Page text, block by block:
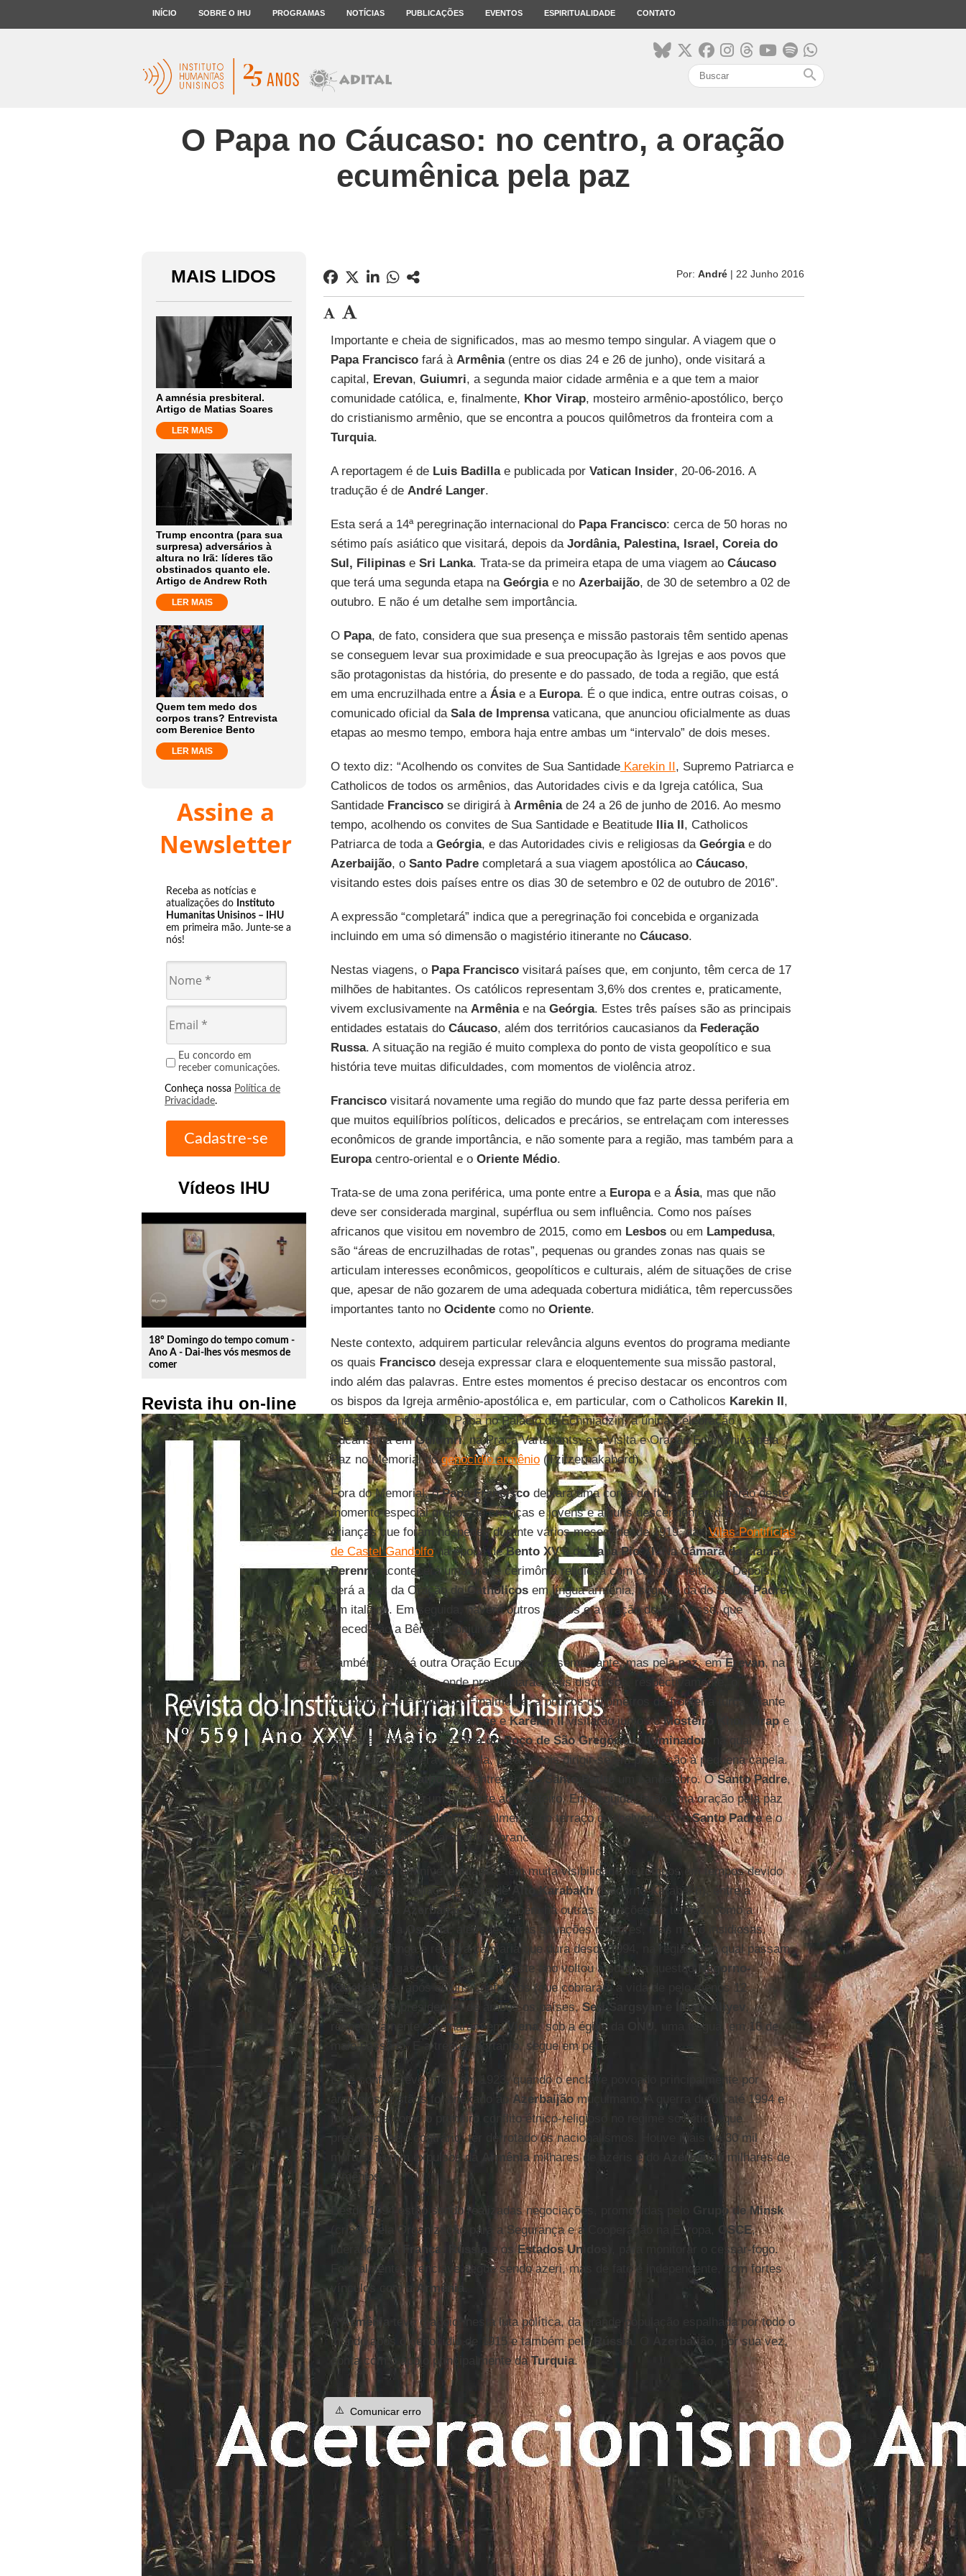
INÍCIO SOBRE O IHU PROGRAMAS NOTÍCIAS PUBLICAÇÕES EVENTOS ESPIRITUALIDADE CONTATO
search
O Papa no Cáucaso: no centro, a oração
ecumênica pela paz
MAIS LIDOS
A amnésia presbiteral.
Artigo de Matias Soares
LER MAIS
Trump encontra (para sua
surpresa) adversários à
altura no Irã: líderes tão
obstinados quanto ele.
Artigo de Andrew Roth
LER MAIS
Quem tem medo dos
corpos trans? Entrevista
com Berenice Bento
LER MAIS
Assine a
Newsletter
Receba as notícias e
atualizações do Instituto
Humanitas Unisinos – IHU
em primeira mão. Junte-se a
nós!
Eu concordo em
receber comunicações.
Conheça nossa Política de
Privacidade.
Vídeos IHU
play_circle_outline
18º Domingo do tempo comum -
Ano A - Dai-lhes vós mesmos de
comer
Revista ihu on-line
Por: André| 22 Junho 2016
Importante e cheia de significados, mas ao mesmo tempo singular. A viagem que o
Papa Franciscofará à Armênia(entre os dias 24 e 26 de junho), onde visitará a
capital, Erevan, Guiumri, a segunda maior cidade armênia e a que tem a maior
comunidade católica, e, finalmente, Khor Virap, mosteiro armênio-apostólico, berço
do cristianismo armênio, que se encontra a poucos quilômetros da fronteira com a
Turquia.
A reportagem é de Luis Badillae publicada por Vatican Insider, 20-06-2016. A
tradução é de André Langer.
Esta será a 14ª peregrinação internacional do Papa Francisco: cerca de 50 horas no
sétimo país asiático que visitará, depois da Jordânia, Palestina, Israel, Coreia do
Sul, Filipinas eSri Lanka. Trata-se da primeira etapa de uma viagem ao Cáucaso
que terá uma segunda etapa na Geórgiae no Azerbaijão, de 30 de setembro a 02 de
outubro. E não é um detalhe sem importância.
O Papa, de fato, considera que sua presença e missão pastorais têm sentido apenas
se conseguem levar sua proximidade e sua preocupação às Igrejas e aos povos que
são protagonistas da história, do presente e do passado, de toda a região, que está
em uma encruzilhada entre a Ásiae a Europa. É o que indica, entre outras coisas, o
comunicado oficial da Sala de Imprensavaticana, que anunciou oficialmente as duas
etapas ao mesmo tempo, embora haja entre ambas um “intervalo” de dois meses.
O texto diz: “Acolhendo os convites de Sua SantidadeKarekin II, Supremo Patriarca e
Catholicos de todos os armênios, das Autoridades civis e da Igreja católica, Sua
Santidade Franciscose dirigirá à Armêniade 24 a 26 de junho de 2016. Ao mesmo
tempo, acolhendo os convites de Sua Santidade e Beatitude Ilia II, Catholicos
Patriarca de toda a Geórgia, e das Autoridades civis e religiosas da Geórgiae do
Azerbaijão, o Santo Padrecompletará a sua viagem apostólica ao Cáucaso,
visitando estes dois países entre os dias 30 de setembro e 02 de outubro de 2016”.
A expressão “completará” indica que a peregrinação foi concebida e organizada
incluindo em uma só dimensão o magistério itinerante no Cáucaso.
Nestas viagens, o Papa Franciscovisitará países que, em conjunto, têm cerca de 17
milhões de habitantes. Os católicos representam 3,6% dos crentes e, praticamente,
vivem exclusivamente na Armêniae na Geórgia. Estes três países são as principais
entidades estatais do Cáucaso, além dos territórios caucasianos da Federação
Russa. A situação na região é muito complexa do ponto de vista geopolítico e sua
história teve muitas dificuldades, com momentos de violência atroz.
Franciscovisitará novamente uma região do mundo que faz parte dessa periferia em
que muitos equilíbrios políticos, delicados e precários, se entrelaçam com interesses
econômicos de grande importância, e não somente para a região, mas também para a
Europacentro-oriental e o Oriente Médio.
Trata-se de uma zona periférica, uma ponte entre a Europae a Ásia, mas que não
deve ser considerada marginal, supérflua ou sem influência. Como nos países
africanos que visitou em novembro de 2015, como em Lesbosou em Lampedusa,
são “áreas de encruzilhadas de rotas”, pequenas ou grandes zonas nas quais se
articulam interesses econômicos, geopolíticos e culturais, além de situações de crise
que, apesar de não gozarem de uma adequada cobertura midiática, têm repercussões
importantes tanto no Ocidentecomo no Oriente.
Neste contexto, adquirem particular relevância alguns eventos do programa mediante
os quais Franciscodeseja expressar clara e eloquentemente sua missão pastoral,
indo além das palavras. Entre estes momentos é preciso destacar os encontros com
os bispos da Igreja armênio-apostólica e, em particular, com o Catholicos Karekin II,
que será o anfitrião do Papa no Palácio de Echmiadzin, a única Celebração
Eucarística emGuiumri, na Praça Vartanants, e a Visita e Oração Ecumênica pela
Paz no Memorial dogenocídio armênio(Tzitzernakaberd).
Fora do Memorial, oPapa Franciscodeixará uma coroa de flores. Participarão deste
momento especial grupos de crianças e jovens e alguns descendentes das 400
crianças que foram hóspedes durante vários meses, desde 1919, dasVilas Pontifícias
de Castel Gandolfona época deBento XVe doPapa Pio XI. NaCâmara da Llama
Perenne acontecerá uma breve cerimônia religiosa com cantos e leituras. Depois,
será a vez da Oração doCatholicosem língua armênia, seguida da doSanto Padre
em italiano. Em seguida, haverá outros cantos e a oração do Pai Nosso, que
precederão a Bênção conjunta.
Também haverá outra Oração Ecumênica semelhante, mas pela paz, emErevan, na
Praça da República, onde pronunciarão seus discursos, respectivamente, o
CatholicoseFrancisco. Finalmente, a poucos quilômetros da fronteira turca, diante
doMonte Ararate, oPontíficeeKarekin IIvisitarão juntos oMosteiro Khor Virape
descerão para visitar aSala do Poço de São Gregório o Iluminador , na qual
Francisco acenderá uma vela, para depois dirigir-se em procissão à pequena capela.
Neste lugar, oCatholicosentregará ao Santo Padre um candelabro. OSanto Padre,
por sua vez, dará um presente ao Mosteiro. Em seguida, farão uma oração pela paz
em armênio e em italiano. Finalmente, do terraço do “belvedere”, oSanto Padree o
Catholicosirão soltar pombas brancas.
OCáucaso, em nível midiático, tem muita visibilidade de tempos em tempos devido
ao conflito na região chamada de
Alto Karabakh(Nagorno-Karabakh), entre a
Armêniae o Azerbaijão. Mas também há outras situações de tensão, como a
Abecáciae a Ossétia
, além de outras situações menores, mas muito insidiosas.
Depois da longa e relativa calmaria que dura desde 1994, na região pela qual passam
oleodutos e gasodutos, em abril deste ano voltou a surgir a questão Nagorno-
Karabakh, e, após alguns confrontos (que cobraram a vida de pelo menos 12
pessoas) os presidentes de ambos os países,Serj Sargsyan Ilham Aliyev,
respectivamente, assinaram emViena , sob a égide da ONU
, uma trégua, em 16 de
maio passado. E a trégua, portanto, segue em pé.
Este conflito teve início em 1923, quando o enclave povoado principalmente por
armênios cristãos foi anexado ao Azerbaijãomuçulmano. A guerra durou até 1994 e
foi definida como o primeiro conflito étnico-religioso no regime soviético, que
presumia, pelo contrário, ter derrotado os nacionalismos. Houve mais de 30 mil
mortos. Foram expulsos da
Armêniamilhares de azeris e do Azerbaijão
milhares de
armênios.
Desde 1994 estão sendo realizadas negociações, promovidas pelo
Grupo de Minsk
(criado pela Organização para a Segurança e a Cooperação na Europa,
OSCE,
liderado pela
França Rússia e osEstados Unidos
), para monitorar o cessar-fogo.
Formalmente, o enclave segue sendo azeri, mas de fato é independente, com fortes
vínculos com a
Armênia
A Armênia
teve o apoio, nesta luta política, da grande população espalhada por todo o
mundo após o genocídio de 1915 e também pela
Rússia Azerbaijão
, por sua vez,
conta com o apoio principalmente daTurquia.
⚠️ Comunicar erro